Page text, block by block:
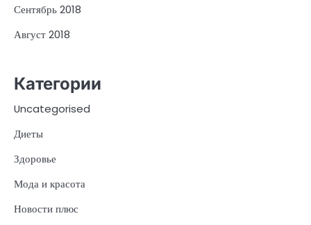
Сентябрь 2018
Август 2018
Категории
Uncategorised
Диеты
Здоровье
Мода и красота
Новости плюс